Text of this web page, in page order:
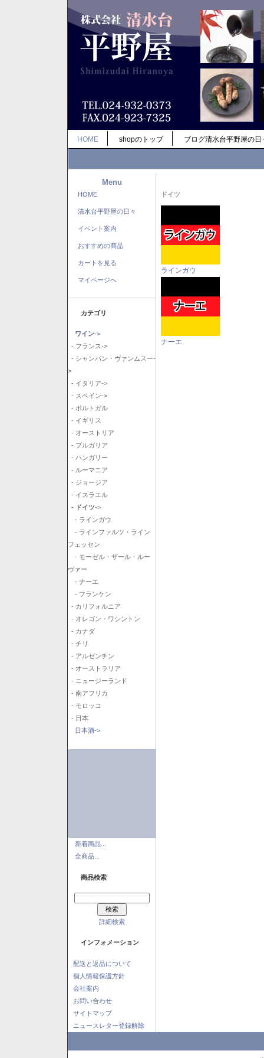
HOME shopのトップ ブログ清水台平野屋の日
Menu
HOME
清水台平野屋の日々
イベント案内
おすすめの商品
カートを見る
マイページへ
カテゴリ
ワイン->
- フランス->
- シャンパン・ヴァンムスー-
>
- イタリア->
- スペイン->
- ポルトガル
- イギリス
- オーストリア
- ブルガリア
- ハンガリー
- ルーマニア
- ジョージア
- イスラエル
- ドイツ->
- ラインガウ
- ラインファルツ・ライン
フェッセン
- モーゼル・ザール・ルー
ヴァー
- ナーエ
- フランケン
- カリフォルニア
- オレゴン・ワシントン
- カナダ
- チリ
- アルゼンチン
- オーストラリア
- ニュージーランド
- 南アフリカ
- モロッコ
- 日本
日本酒->
新着商品...
全商品...
商品検索
詳細検索
インフォメーション
配送と返品について
個人情報保護方針
会社案内
お問い合わせ
サイトマップ
ニュースレター登録解除
ドイツ
ラインガウ
ナーエ